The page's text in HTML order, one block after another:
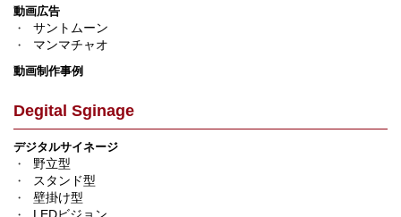
動画広告
サントムーン
マンマチャオ
動画制作事例
Degital Sginage
デジタルサイネージ
野立型
スタンド型
壁掛け型